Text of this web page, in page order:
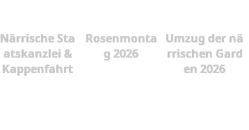
Närrische Sta
atskanzlei &
Kappenfahrt
Rosenmonta
g 2026
Umzug der nä
rrischen Gard
en 2026